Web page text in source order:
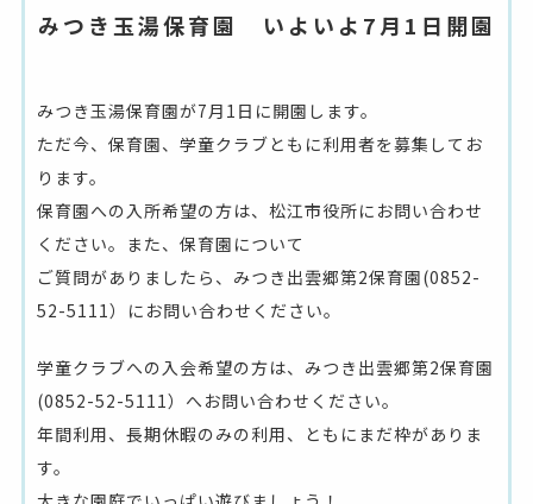
みつき玉湯保育園 いよいよ7月1日開園
みつき玉湯保育園が7月1日に開園します。
ただ今、保育園、学童クラブともに利用者を募集してお
ります。
保育園への入所希望の方は、松江市役所にお問い合わせ
ください。また、保育園について
ご質問がありましたら、みつき出雲郷第2保育園(0852-
52-5111）にお問い合わせください。
学童クラブへの入会希望の方は、みつき出雲郷第2保育園
(0852-52-5111）へお問い合わせください。
年間利用、長期休暇のみの利用、ともにまだ枠がありま
す。